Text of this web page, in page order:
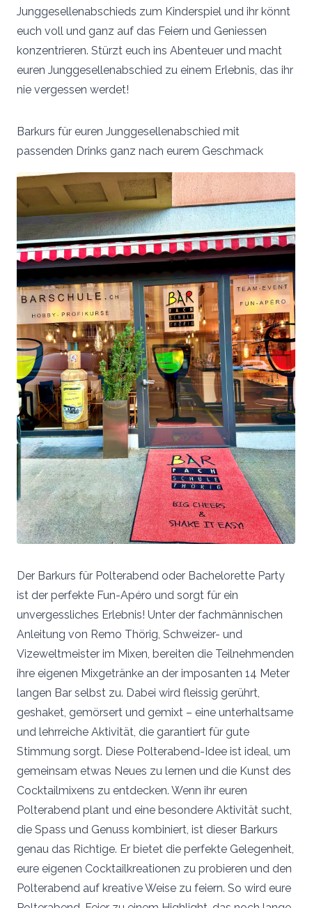
Junggesellenabschieds zum Kinderspiel und ihr könnt
euch voll und ganz auf das Feiern und Geniessen
konzentrieren. Stürzt euch ins Abenteuer und macht
euren Junggesellenabschied zu einem Erlebnis, das ihr
nie vergessen werdet!
Barkurs für euren Junggesellenabschied mit
passenden Drinks ganz nach eurem Geschmack
Der Barkurs für Polterabend oder Bachelorette Party
ist der perfekte Fun-Apéro und sorgt für ein
unvergessliches Erlebnis! Unter der fachmännischen
Anleitung von Remo Thörig, Schweizer- und
Vizeweltmeister im Mixen, bereiten die Teilnehmenden
ihre eigenen Mixgetränke an der imposanten 14 Meter
langen Bar selbst zu. Dabei wird fleissig gerührt,
geshaket, gemörsert und gemixt – eine unterhaltsame
und lehrreiche Aktivität, die garantiert für gute
Stimmung sorgt. Diese Polterabend-Idee ist ideal, um
gemeinsam etwas Neues zu lernen und die Kunst des
Cocktailmixens zu entdecken. Wenn ihr euren
Polterabend plant und eine besondere Aktivität sucht,
die Spass und Genuss kombiniert, ist dieser Barkurs
genau das Richtige. Er bietet die perfekte Gelegenheit,
eure eigenen Cocktailkreationen zu probieren und den
Polterabend auf kreative Weise zu feiern. So wird eure